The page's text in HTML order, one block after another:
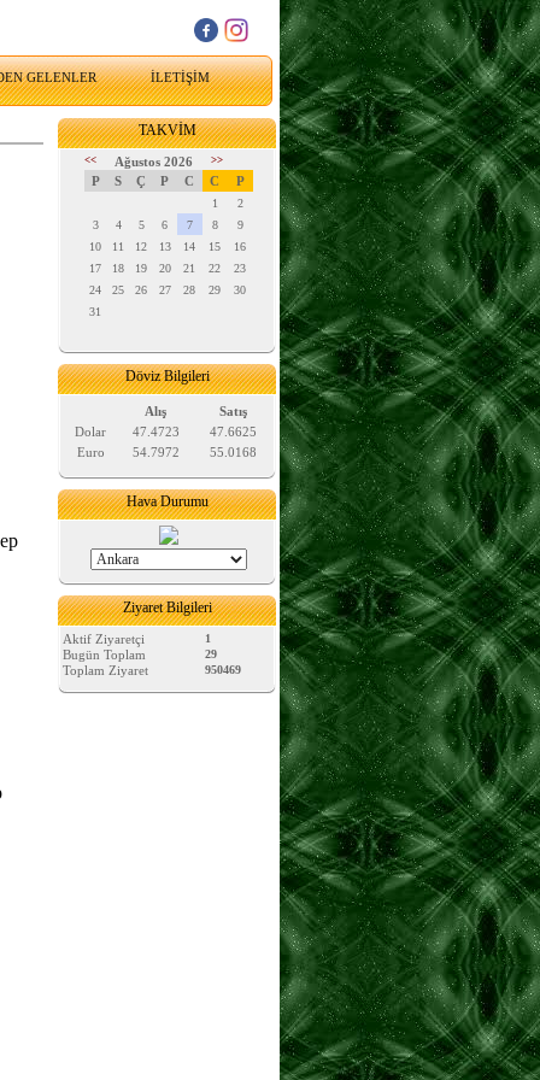
GELENLER İLETİŞİM
TAKVİM
<< Ağustos 2026 >>
P S Ç P C C P
1
2
3
4 5 6 7 8
9
10
11 12 13 14 15
16
17
18 19 20 21 22
23
24
25 26 27 28 29
30
31
Döviz Bilgileri
Alış
Satış
Dolar
47.4723
47.6625
Euro
54.7972 55.0168
Hava Durumu
Ziyaret Bilgileri
Aktif Ziyaretçi 1
Bugün Toplam 29
Toplam Ziyaret 950469